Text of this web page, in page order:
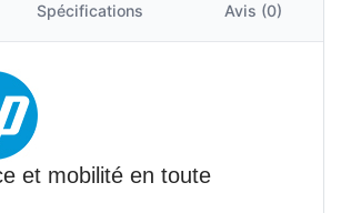
Spécifications Avis (0)
et mobilité en toute